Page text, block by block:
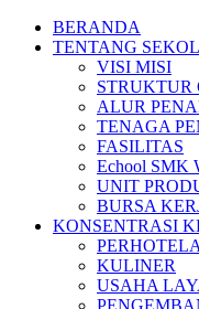
Skip
BERANDA
TENTANG
VISI MISI
STRUKTUR
ALUR
TENAGA
FASILITAS
Echool SMK
UNIT
BURSA
KONSENTRASI
KULINER
USAHA